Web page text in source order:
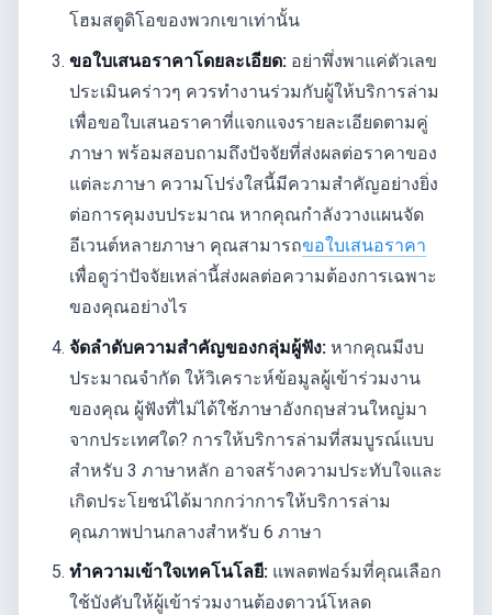
โฮมสตูดิโอของพวกเขาเท่านั้น
ขอใบเสนอราคาโดยละเอียด: อย่าพึ่งพาแค่ตัวเลข
ประเมินคร่าวๆ ควรทำงานร่วมกับผู้ให้บริการล่าม
เพื่อขอใบเสนอราคาที่แจกแจงรายละเอียดตามคู่
ภาษา พร้อมสอบถามถึงปัจจัยที่ส่งผลต่อราคาของ
แต่ละภาษา ความโปร่งใสนี้มีความสำคัญอย่างยิ่ง
ต่อการคุมงบประมาณ หากคุณกำลังวางแผนจัด
อีเวนต์หลายภาษา คุณสามารถขอใบเสนอราคา
เพื่อดูว่าปัจจัยเหล่านี้ส่งผลต่อความต้องการเฉพาะ
ของคุณอย่างไร
จัดลำดับความสำคัญของกลุ่มผู้ฟัง: หากคุณมีงบ
ประมาณจำกัด ให้วิเคราะห์ข้อมูลผู้เข้าร่วมงาน
ของคุณ ผู้ฟังที่ไม่ได้ใช้ภาษาอังกฤษส่วนใหญ่มา
จากประเทศใด? การให้บริการล่ามที่สมบูรณ์แบบ
สำหรับ 3 ภาษาหลัก อาจสร้างความประทับใจและ
เกิดประโยชน์ได้มากกว่าการให้บริการล่าม
คุณภาพปานกลางสำหรับ 6 ภาษา
ทำความเข้าใจเทคโนโลยี: แพลตฟอร์มที่คุณเลือก
ใช้บังคับให้ผู้เข้าร่วมงานต้องดาวน์โหลด